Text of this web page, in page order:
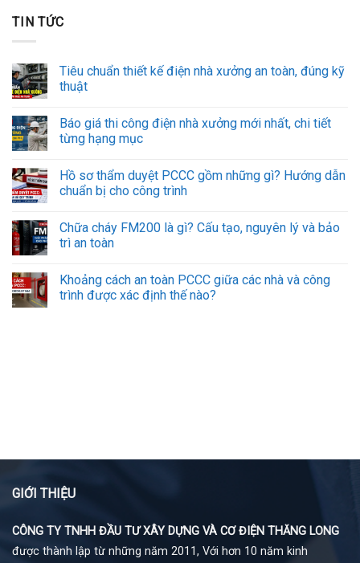
TIN TỨC
Tiêu chuẩn thiết kế điện nhà xưởng an toàn, đúng kỹ
thuật
Báo giá thi công điện nhà xưởng mới nhất, chi tiết
từng hạng mục
Hồ sơ thẩm duyệt PCCC gồm những gì? Hướng dẫn
chuẩn bị cho công trình
Chữa cháy FM200 là gì? Cấu tạo, nguyên lý và bảo
trì an toàn
Khoảng cách an toàn PCCC giữa các nhà và công
trình được xác định thế nào?
GIỚI THIỆU
CÔNG TY TNHH ĐẦU TƯ XÂY DỰNG VÀ CƠ ĐIỆN THĂNG LONG
được thành lập từ những năm 2011, Với hơn 10 năm kinh